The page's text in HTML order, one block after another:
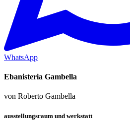
WhatsApp
Ebanisteria Gambella
von Roberto Gambella
ausstellungsraum und werkstatt